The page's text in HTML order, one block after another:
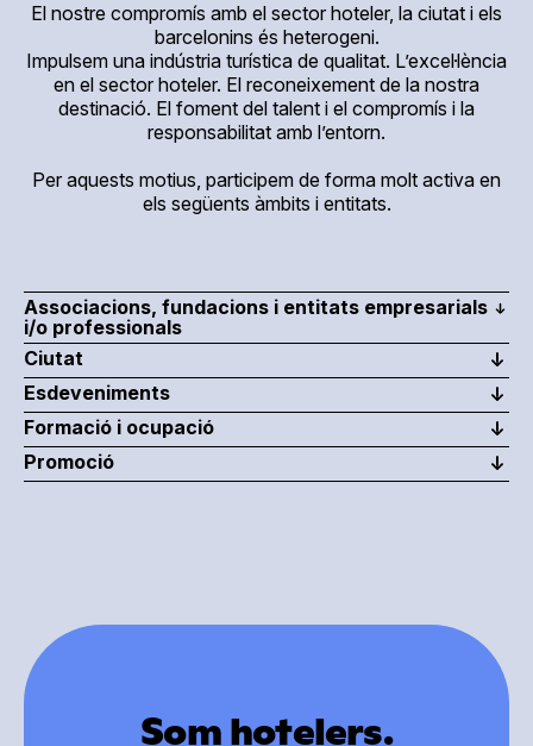
El nostre compromís amb el sector hoteler, la ciutat i els
barcelonins és heterogeni.
Impulsem una indústria turística de qualitat. L’excel·lència
en el sector hoteler. El reconeixement de la nostra
destinació. El foment del talent i el compromís i la
responsabilitat amb l’entorn.
Per aquests motius, participem de forma molt activa en
els següents àmbits i entitats.
Associacions, fundacions i entitats empresarials
i/o professionals
Ciutat
Esdeveniments
Formació i ocupació
Promoció
Som hotelers.